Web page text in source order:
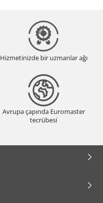
Hizmetinizde bir uzmanlar ağı
Avrupa çapında Euromaster
tecrübesi